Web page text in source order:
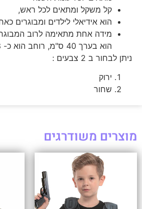
קל משקל ומתאים לכל ראש,
הוא אידיאלי לילדים ומבוגרים
מידה אחת מתאימה לרוב
הוא בערך 40 ס"מ, רוחב הוא כ- 28 ס"מ.
ניתן לבחור ב 2 צבעים :
ירוק
שחור
מוצרים משודרגים